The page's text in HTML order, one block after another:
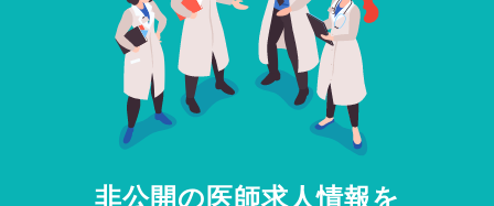
非公開の医師求人情報を